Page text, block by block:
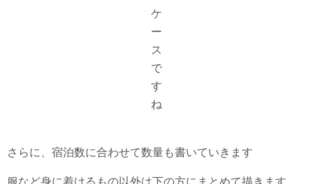
ケ
ー
ス
で
す
ね
さらに、宿泊数に合わせて数量も書いていきます
服など身に着けるもの以外は下の方にまとめて描きます